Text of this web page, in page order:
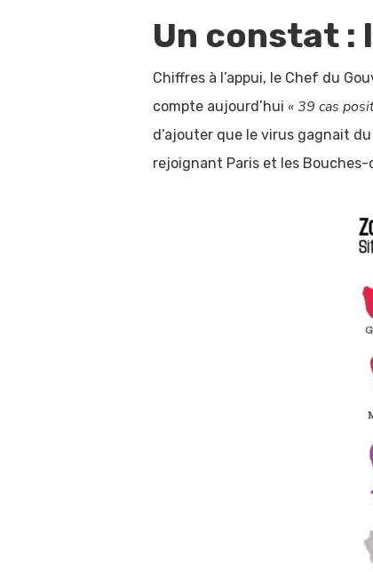
Un constat :
Chiffres à l’appui, le Chef du
compte aujourd’hui « 39 cas
d’ajouter que le virus gagnait
rejoignant Paris et les